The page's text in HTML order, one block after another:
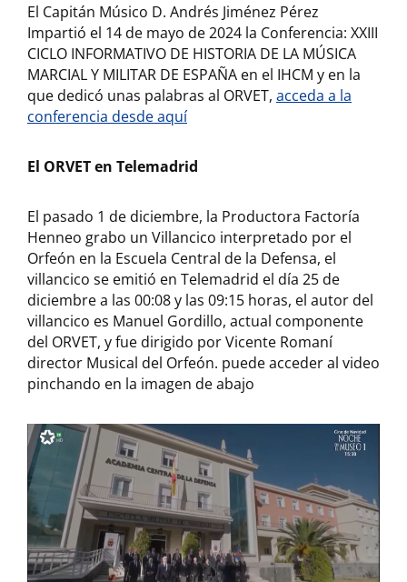
El Capitán Músico D. Andrés Jiménez Pérez
Impartió el 14 de mayo de 2024 la Conferencia: XXIII
CICLO INFORMATIVO DE HISTORIA DE LA MÚSICA
MARCIAL Y MILITAR DE ESPAÑA en el IHCM y en la
que dedicó unas palabras al ORVET, acceda a la
conferencia desde aquí
El ORVET en Telemadrid
El pasado 1 de diciembre, la Productora Factoría
Henneo grabo un Villancico interpretado por el
Orfeón en la Escuela Central de la Defensa, el
villancico se emitió en Telemadrid el día 25 de
diciembre a las 00:08 y las 09:15 horas, el autor del
villancico es Manuel Gordillo, actual componente
del ORVET, y fue dirigido por Vicente Romaní
director Musical del Orfeón. puede acceder al video
pinchando en la imagen de abajo